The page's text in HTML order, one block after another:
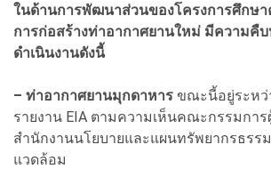
ในด้านการพัฒนาส่วนของโครงการศึกษา
การก่อสร้างท่าอากาศยานใหม่ มีความคื
ดำเนินงานดังนี้
– ท่าอากาศยานมุกดาหาร ขณะนี้อยู่ระหว่
รายงาน EIA ตามความเห็นคณะกรรมกา
สำนักงานนโยบายและแผนทรัพยากรธรร
แวดล้อม